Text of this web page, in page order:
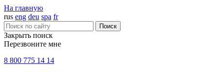
На главную
rus eng deu spa fr
Поиск
Закрыть поиск
Перезвоните мне
8 800 775 14 14